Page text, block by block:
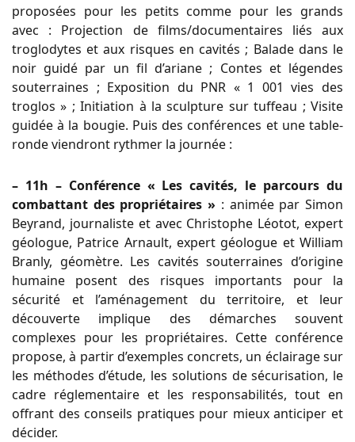
proposées pour les petits comme pour les grands
avec : Projection de films/documentaires liés aux
troglodytes et aux risques en cavités ; Balade dans le
noir guidé par un fil d’ariane ; Contes et légendes
souterraines ; Exposition du PNR « 1 001 vies des
troglos » ; Initiation à la sculpture sur tuffeau ; Visite
guidée à la bougie. Puis des conférences et une table-
ronde viendront rythmer la journée :
– 11h – Conférence « Les cavités, le parcours du
combattant des propriétaires » : animée par Simon
Beyrand, journaliste et avec Christophe Léotot, expert
géologue, Patrice Arnault, expert géologue et William
Branly, géomètre. Les cavités souterraines d’origine
humaine posent des risques importants pour la
sécurité et l’aménagement du territoire, et leur
découverte implique des démarches souvent
complexes pour les propriétaires. Cette conférence
propose, à partir d’exemples concrets, un éclairage sur
les méthodes d’étude, les solutions de sécurisation, le
cadre réglementaire et les responsabilités, tout en
offrant des conseils pratiques pour mieux anticiper et
décider.